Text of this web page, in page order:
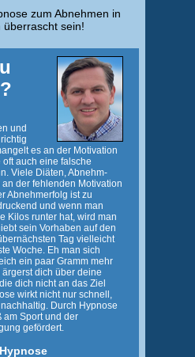
zum Abnehmen in
überrascht sein!
und
es an der Motivation
auch eine falsche
Viele Diäten, Abnehm-
der fehlenden Motivation
Abnehmerfolg ist zu
und wenn man
Kilos runter hat, wird man
sein Vorhaben auf den
Tag vielleicht
Woche. Eh man sich
ein paar Gramm mehr
dich über deine
dich nicht an das Ziel
wirkt nicht nur schnell,
Durch Hypnose
am Sport und der
gefördert.